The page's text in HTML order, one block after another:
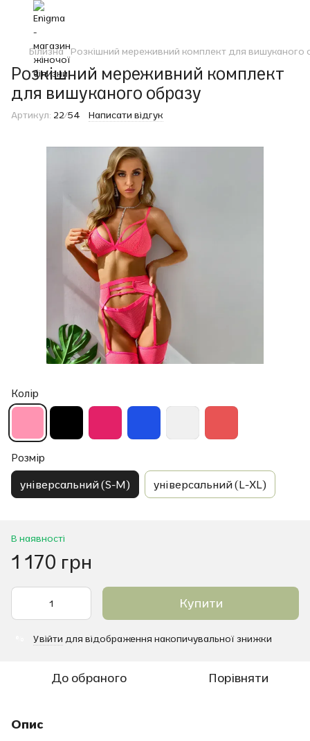
Білизна Розкішний мереживний комплект для вишуканого
Розкішний мереживний комплект
для вишуканого образу
Артикул: 22/54 Написати відгук
Колір
Розмір
універсальний (S-M) універсальний (L-XL)
В наявності
1 170 грн
Купити
Увійти для відображення накопичувальної знижки
До обраного Порівняти
Опис